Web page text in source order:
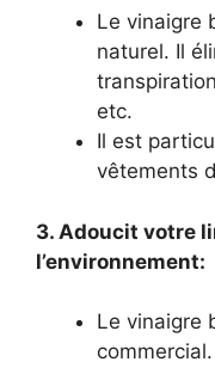
Le vinaigre
naturel. Il
etc.
Il est
vêtements
3. Adoucit votre
l’environnement:
Le vinaigre